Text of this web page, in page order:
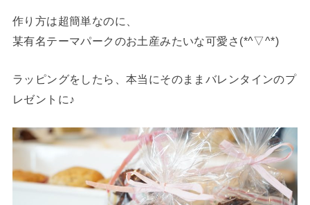
作り方は超簡単なのに、
某有名テーマパークのお土産みたいな可愛さ(*^▽^*)
ラッピングをしたら、本当にそのままバレンタインのプ
レゼントに♪